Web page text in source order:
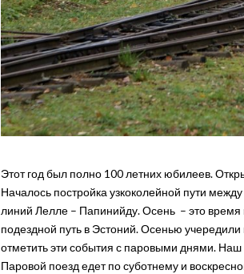
Этот год был полно 100 летних юбилеев.
Началось постройка узкоколейной пути
линий Лелле – Папинийду. Осень – это время
подездной путь в Эстоний. Осенью
отметить эти события с паровыми днями. Наш
Паровой поезд едет по суботнему и